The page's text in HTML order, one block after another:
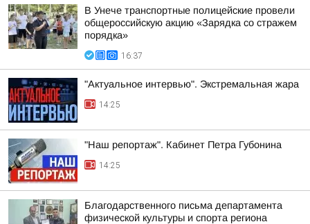
В Унече транспортные полицейские провели
общероссийскую акцию «Зарядка со стражем
порядка»
16:37
"Актуальное интервью". Экстремальная жара
14:25
"Наш репортаж". Кабинет Петра Губонина
14:25
Благодарственного письма департамента
физической культуры и спорта региона